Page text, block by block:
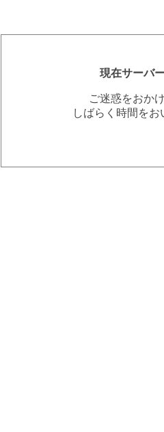
現在サーバ
ご迷惑をおか
しばらく時間を